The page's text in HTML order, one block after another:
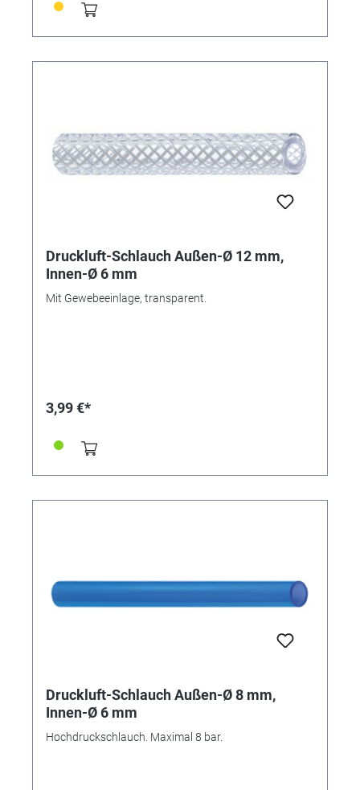
Druckluft-Schlauch Außen-Ø 12 mm,
Innen-Ø 6 mm
Mit Gewebeeinlage, transparent.
3,99 €*
Druckluft-Schlauch Außen-Ø 8 mm,
Innen-Ø 6 mm
Hochdruckschlauch. Maximal 8 bar.